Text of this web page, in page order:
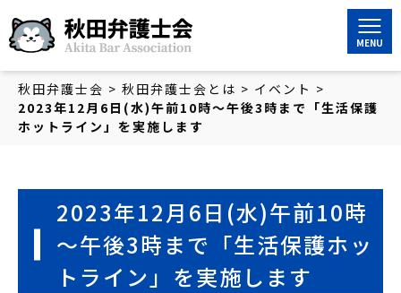
秋田弁護士会
秋田弁護士会 > 秋田弁護士会とは > イベント >
2023年12月6日(水)午前10時～午後3時まで「生活保護
ホットライン」を実施します
2023年12月6日(水)午前10時
～午後3時まで「生活保護ホッ
トライン」を実施します